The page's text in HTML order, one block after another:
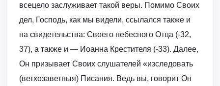
всецело заслуживает такой веры. Помимо Своих
дел, Господь, как мы видели, ссылался также и
на свидетельства: Своего небесного Отца (-32,
37), а также и — Иоанна Крестителя (-33). Далее,
Он призывает Своих слушателей «изследовать
(ветхозаветныя) Писания. Ведь вы, говорит Он